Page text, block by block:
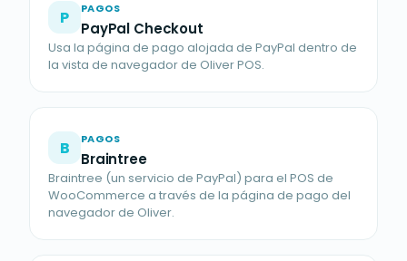
P PAGOS
PayPal Checkout
Usa la página de pago alojada de PayPal dentro de
la vista de navegador de Oliver POS.
B PAGOS
Braintree
Braintree (un servicio de PayPal) para el POS de
WooCommerce a través de la página de pago del
navegador de Oliver.